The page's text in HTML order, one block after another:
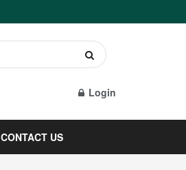
Login
CONTACT US